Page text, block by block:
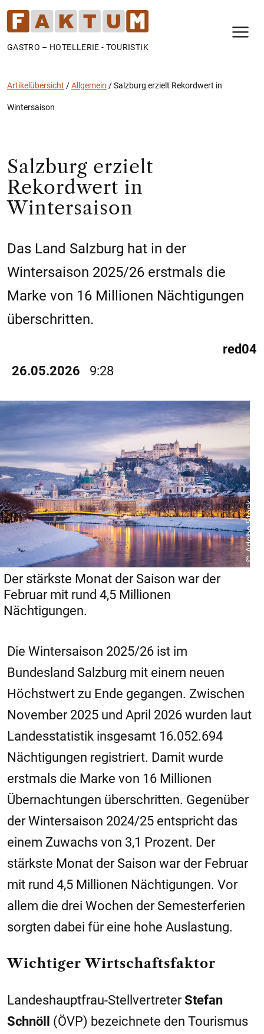
GASTRO – HOTELLERIE - TOURISTIK
Artikelübersicht /Allgemein /Salzburg erzielt Rekordwert in
Wintersaison
Salzburg erzielt
Rekordwert in
Wintersaison
Das Land Salzburg hat in der
Wintersaison 2025/26 erstmals die
Marke von 16 Millionen Nächtigungen
überschritten.
26.05.2026 9:28
red04
© Adobe Stock
Der stärkste Monat der Saison war der
Februar mit rund 4,5 Millionen
Nächtigungen.
Die Wintersaison 2025/26 ist im
Bundesland Salzburg mit einem neuen
Höchstwert zu Ende gegangen. Zwischen
November 2025 und April 2026 wurden laut
Landesstatistik insgesamt 16.052.694
Nächtigungen registriert. Damit wurde
erstmals die Marke von 16 Millionen
Übernachtungen überschritten. Gegenüber
der Wintersaison 2024/25 entspricht das
einem Zuwachs von 3,1 Prozent. Der
stärkste Monat der Saison war der Februar
mit rund 4,5 Millionen Nächtigungen. Vor
allem die drei Wochen der Semesterferien
sorgten dabei für eine hohe Auslastung.
Wichtiger Wirtschaftsfaktor
Landeshauptfrau-StellvertreterStefan
Schnöll
(ÖVP) bezeichnete den Tourismus